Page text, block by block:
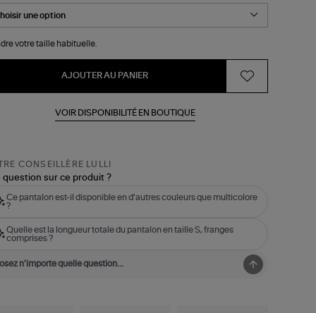
votre taille habituelle.
AJOUTER AU PANIER
VOIR DISPONIBILITÉ EN BOUTIQUE
CONSEILLÈRE LULLI
question sur ce produit ?
Ce pantalon est-il disponible en d'autres couleurs que multicolore
?
Quelle est la longueur totale du pantalon en taille S, franges
comprises ?